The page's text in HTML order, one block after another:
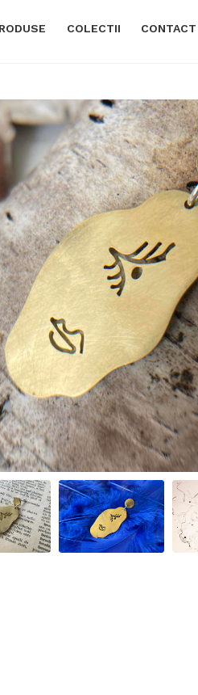
COLECTII CONTACT